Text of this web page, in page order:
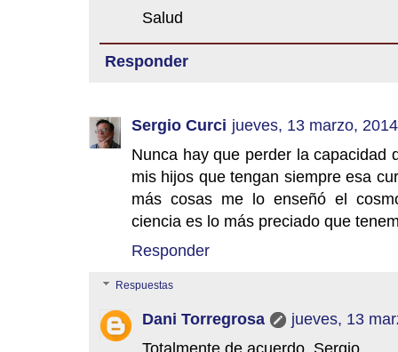
Salud
Responder
Sergio Curci jueves, 13 marzo, 2014
Nunca hay que perder la capacidad
mis hijos que tengan siempre esa
más cosas me lo enseñó el
ciencia es lo más preciado que
Responder
Respuestas
Dani Torregrosa
jueves, 13
Totalmente de acuerdo, Sergio.